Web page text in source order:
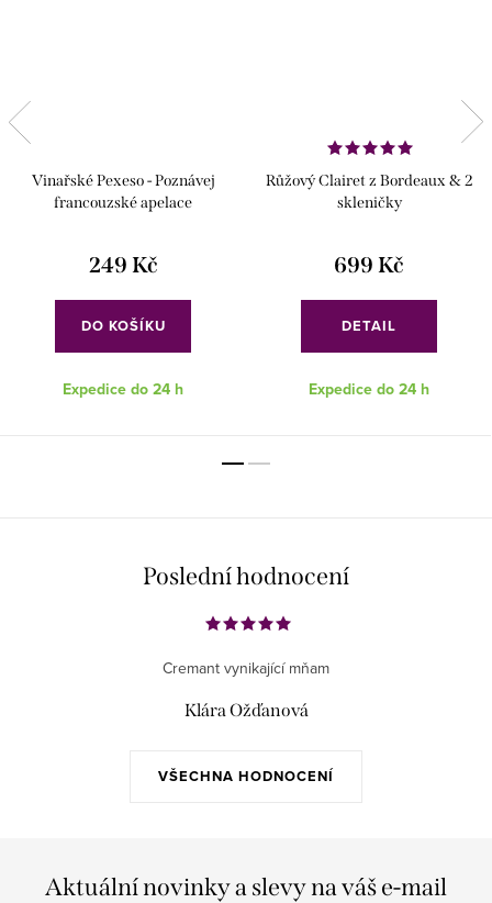
Vinařské Pexeso - Poznávej
francouzské apelace
249 Kč
DO KOŠÍKU
Expedice do 24 h
Růžový Clairet z Bordeaux & 2
skleničky
699 Kč
DETAIL
Expedice do 24 h
Poslední hodnocení
VŠECHNA HODNOCENÍ
Cremant vynikající mňam
Klára Ožďanová
Aktuální novinky a slevy na váš e-mail